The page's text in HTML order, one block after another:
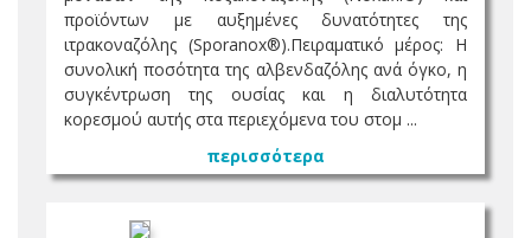
προϊόντων με αυξημένες δυνατότητες της
ιτρακοναζόλης (Sporanox®).Πειραματικό μέρος: Η
συνολική ποσότητα της αλβενδαζόλης ανά όγκο, η
συγκέντρωση της ουσίας και η διαλυτότητα
κορεσμού αυτής στα περιεχόμενα του στομ ...
περισσότερα